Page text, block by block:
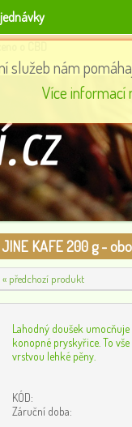
185ml
JINE KAFE 200 g -
« předchozí produkt
Lahodný doušek
konopné pryskyřice. To
vrstvou lehké pěny.
KÓD:
Záruční doba:
služeb nám
Více informací